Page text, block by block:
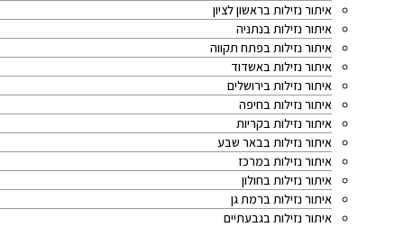
איתור נזילות בראשון לציון
איתור נזילות בנתניה
איתור נזילות בפתח תקווה
איתור נזילות באשדוד
איתור נזילות בירושלים
איתור נזילות בחיפה
איתור נזילות בקריות
איתור נזילות בבאר שבע
איתור נזילות במרכז
איתור נזילות בחולון
איתור נזילות ברמת גן
איתור נזילות בגבעתיים